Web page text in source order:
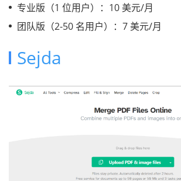
专业版（1 位用户）：10 美元/月
团队版（2-50 名用户）：7 美元/月
Sejda